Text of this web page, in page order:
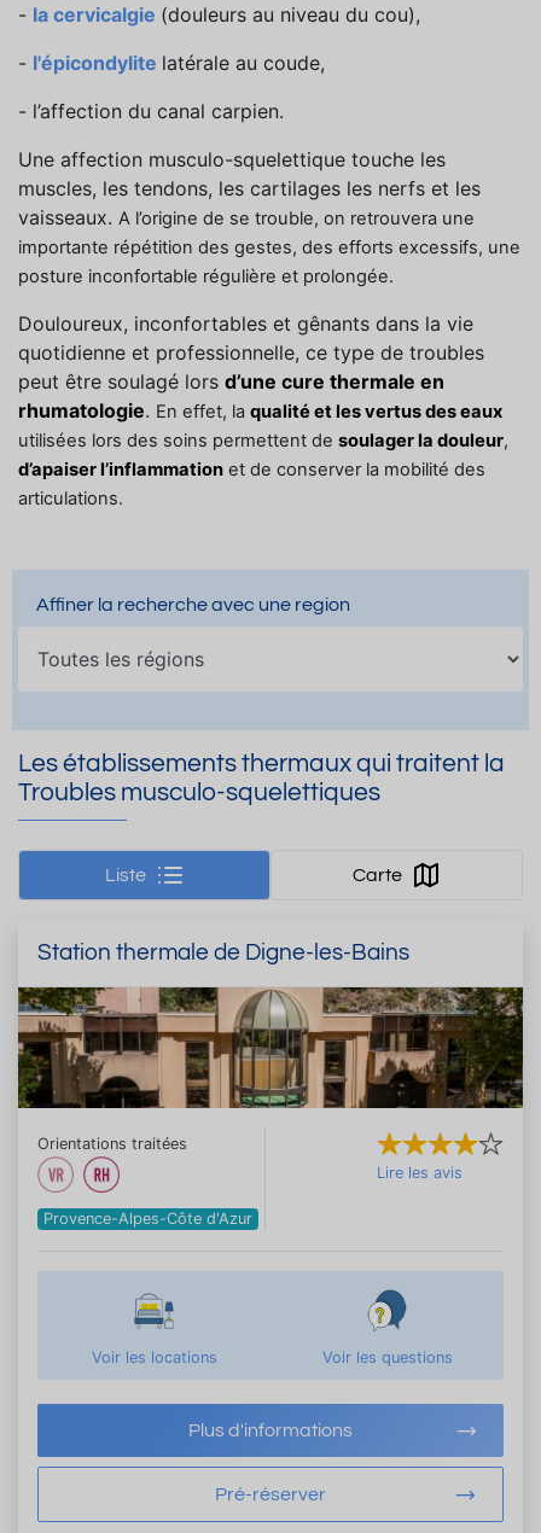
- la cervicalgie (douleurs au niveau du cou),
- l'épicondylite latérale au coude,
- l’affection du canal carpien.
Une affection musculo-squelettique touche les
muscles, les tendons, les cartilages les nerfs et les
vaisseaux. A l’origine de se trouble, on retrouvera une
importante répétition des gestes, des efforts excessifs, une
posture inconfortable régulière et prolongée.
Douloureux, inconfortables et gênants dans la vie
quotidienne et professionnelle, ce type de troubles
peut être soulagé lors d’une cure thermale en
rhumatologie. En effet, la qualité et les vertus des eaux
utilisées lors des soins permettent de soulager la douleur,
d’apaiser l’inflammation et de conserver la mobilité des
articulations.
Affiner la recherche avec une region
Les établissements thermaux qui traitent la
Troubles musculo-squelettiques
Liste Carte
Station thermale de Digne-les-Bains
Orientations traitées
Provence-Alpes-Côte d'Azur
Lire les avis
Voir les locations Voir les questions
Plus d'informations
Pré-réserver